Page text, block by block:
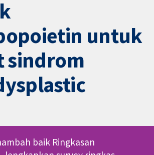
untuk
sindrom
baik Ringkasan